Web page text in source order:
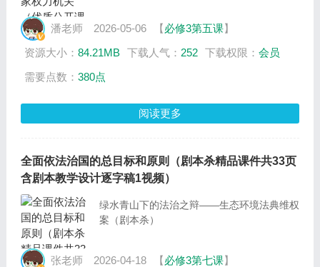
潘老师 2026-05-06 【必修3第五课】
资源大小： 84.21MB 下载人气： 252 下载权限： 会员
需要点数： 380点
阅读更多
全面依法治国的总目标和原则（剧本杀精品课件共33页
含剧本教学设计逐字稿1视频）
绿水青山下的法治之辩——生态环境法典维权
案（剧本杀）
张老师 2026-04-18 【必修3第七课】